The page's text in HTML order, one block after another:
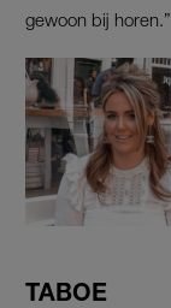
gewoon bij horen.”
TABOE